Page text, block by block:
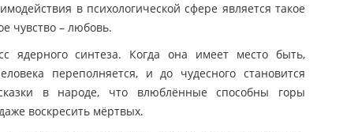
в психологической сфере является такое
чувство – любовь.
ядерного синтеза. Когда она имеет место быть,
переполняется, и до чудесного становится
в народе, что влюблённые способны горы
воскресить мёртвых.